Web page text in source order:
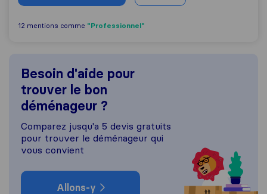
12 mentions comme "Professionnel"
Besoin d'aide pour
trouver le bon
déménageur ?
Comparez jusqu'a 5 devis gratuits
pour trouver le déménageur qui
vous convient
Allons-y